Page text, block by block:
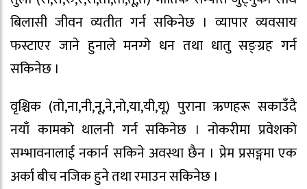
बिलासी जीवन व्यतीत गर्न सकिनेछ । व्यापार व्यवसाय
फस्टाएर जाने हुनाले मनग्गे धन तथा धातु सङ्ग्रह गर्न
सकिनेछ ।
वृश्चिक (तो,ना,नी,नू,ने,नो,या,यी,यू) पुराना ऋणहरू सकाउँदै
नयाँ कामको थालनी गर्न सकिनेछ । नोकरीमा प्रवेशको
सम्भावनालाई नकार्न सकिने अवस्था छैन । प्रेम प्रसङ्गमा एक
अर्का बीच नजिक हुने तथा रमाउन सकिनेछ ।